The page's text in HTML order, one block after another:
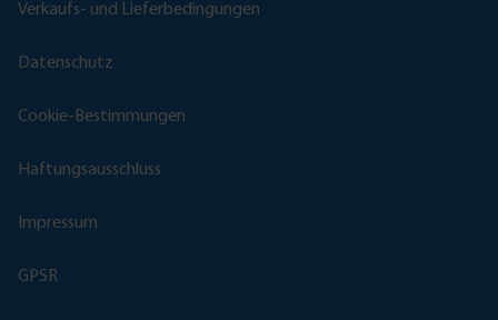
Verkaufs- und Lieferbedingungen
Datenschutz
Cookie-Bestimmungen
Haftungsausschluss
Impressum
GPSR